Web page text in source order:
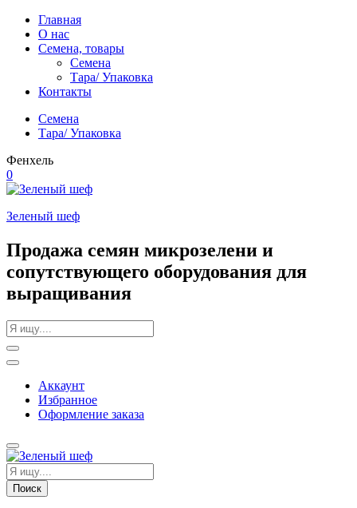
Главная
О нас
Cемена, товары
Семена
Тара/ Упаковка
Контакты
Семена
Тара/ Упаковка
Фенхель
0
Зеленый шеф
Продажа семян микрозелени и
сопутствующего оборудования для
выращивания
Аккаунт
Избранное
Оформление заказа
Поиск